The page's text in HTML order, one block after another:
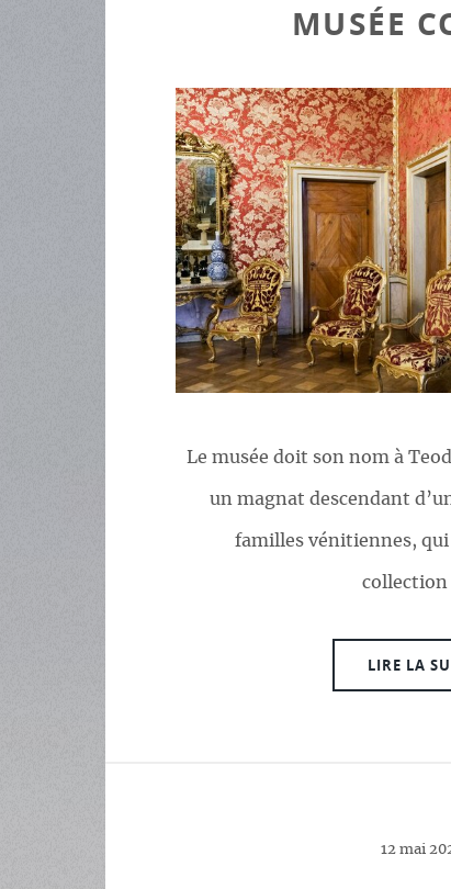
MUSÉE
Le musée doit son nom à
un magnat descendant
familles vénitiennes, qui
LIRE LA
12 mai